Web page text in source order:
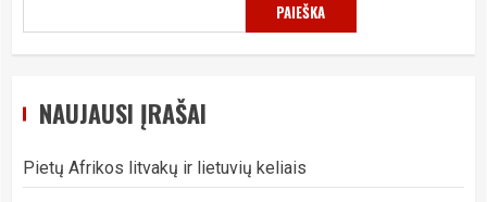
PAIEŠKA
NAUJAUSI ĮRAŠAI
Pietų Afrikos litvakų ir lietuvių keliais